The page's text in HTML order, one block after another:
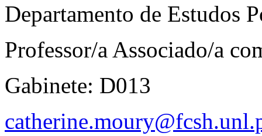
Departamento de Estudos
Professor/a Associado/a
Gabinete: D013